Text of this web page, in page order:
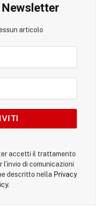
articolo
accetti il trattamento
di comunicazioni
descritto nella Privacy
.